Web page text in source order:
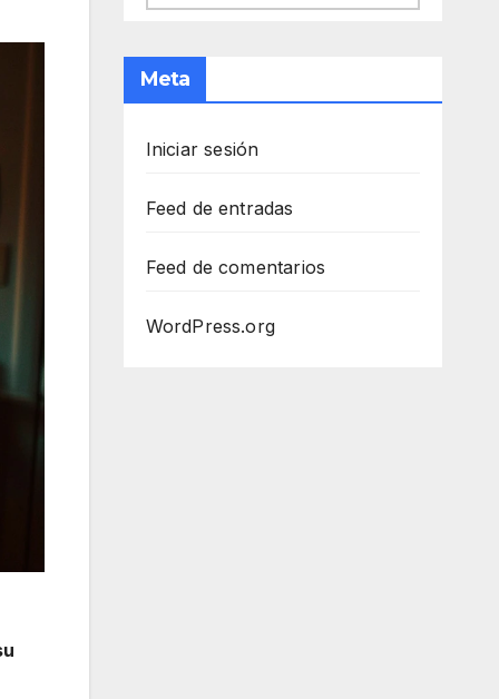
Meta
Iniciar sesión
Feed de entradas
Feed de comentarios
WordPress.org